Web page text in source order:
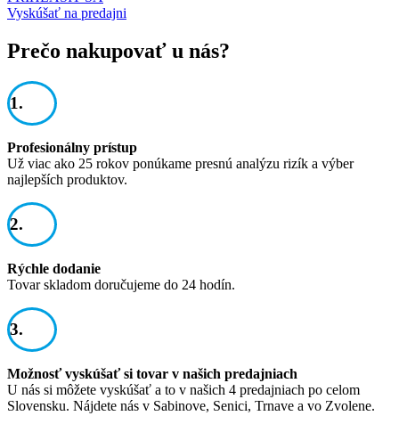
Vyskúšať na predajni
Prečo nakupovať u nás?
1.
Profesionálny prístup
Už viac ako 25 rokov ponúkame presnú analýzu rizík a výber
najlepších produktov.
2.
Rýchle dodanie
Tovar skladom doručujeme do 24 hodín.
3.
Možnosť vyskúšať si tovar v našich predajniach
U nás si môžete vyskúšať a to v našich 4 predajniach po celom
Slovensku. Nájdete nás v Sabinove, Senici, Trnave a vo Zvolene.